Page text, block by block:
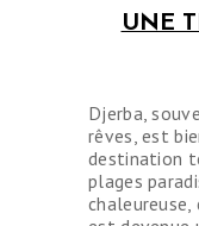
UNE
Djerba,
rêves, est
destination
plages